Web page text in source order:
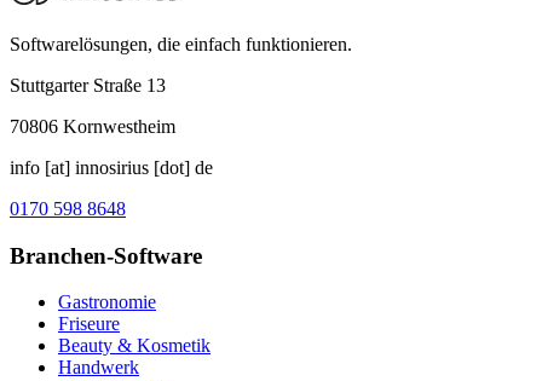
Softwarelösungen, die einfach funktionieren.
Stuttgarter Straße 13
70806 Kornwestheim
info [at] innosirius [dot] de
0170 598 8648
Branchen-Software
Gastronomie
Friseure
Beauty & Kosmetik
Handwerk